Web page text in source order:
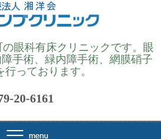
眼科有床クリニックです。眼
手術、緑内障手術、網膜硝子
行っております。
20-6161